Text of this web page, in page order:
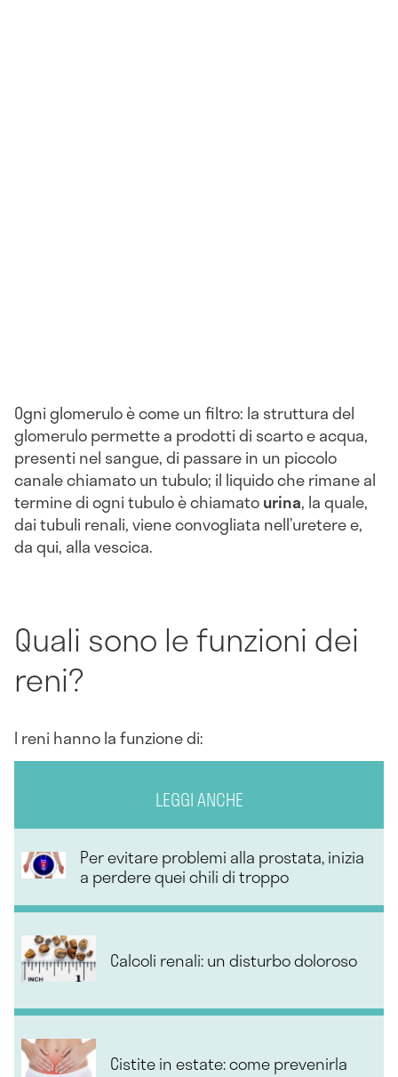
Ogni glomerulo è come un filtro: la struttura del
glomerulo permette a prodotti di scarto e acqua,
presenti nel sangue, di passare in un piccolo
canale chiamato un tubulo; il liquido che rimane al
termine di ogni tubulo è chiamatourina, la quale,
dai tubuli renali, viene convogliata nell’uretere e,
da qui, alla vescica.
Quali sono le funzioni dei
reni?
I reni hanno la funzione di:
LEGGI ANCHE
Per evitare problemi alla prostata, inizia
a perdere quei chili di troppo
Calcoli renali: un disturbo doloroso
Cistite in estate: come prevenirla